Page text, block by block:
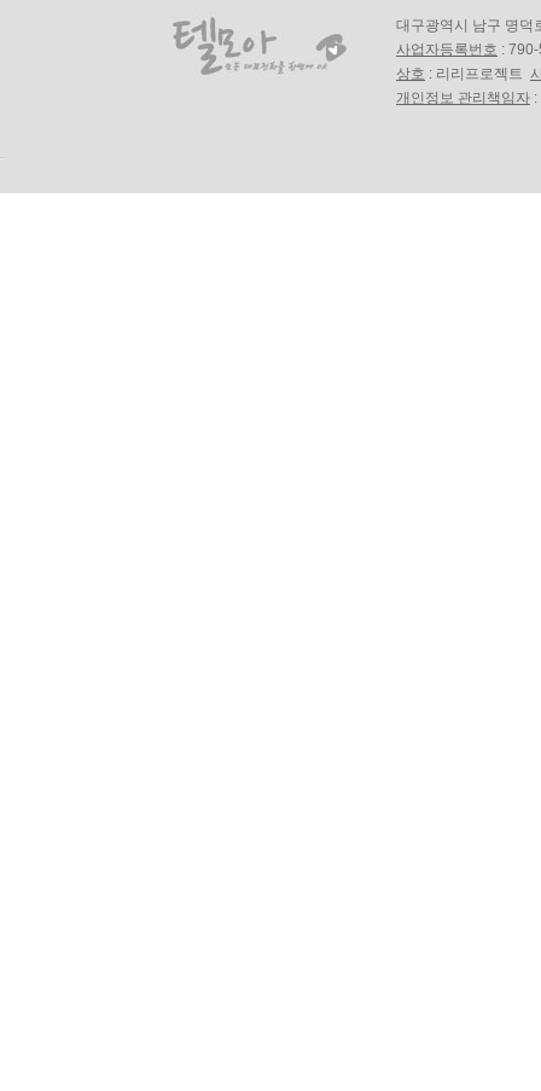
대구광역시 남구 명
사업자등록번호 :
상호 : 리리프로젝트
개인정보 관리책임자